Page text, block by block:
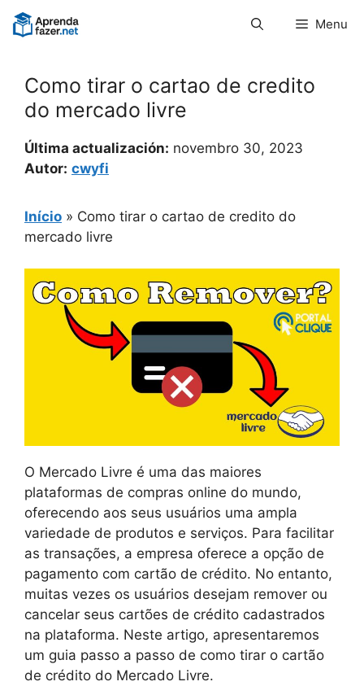
Pular
para
Menu
Como tirar o cartao de credito
do mercado livre
Última actualización: novembro 30, 2023
Autor: cwyfi
Início » Como tirar o cartao de credito do
mercado livre
O Mercado Livre é uma das maiores
plataformas de compras online do mundo,
oferecendo aos seus usuários uma ampla
variedade de produtos e serviços. Para facilitar
as transações, a empresa oferece a opção de
pagamento com cartão de crédito. No entanto,
muitas vezes os usuários desejam remover ou
cancelar seus cartões de crédito cadastrados
na plataforma. Neste artigo, apresentaremos
um guia passo a passo de como tirar o cartão
de crédito do Mercado Livre.